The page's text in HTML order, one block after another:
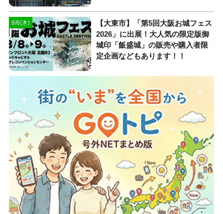
8/6(木)
【大東市】「第5回大阪お城フェス
2026」に出展！大人気の限定版御
城印「飯盛城」の販売や購入者限
定企画などもあります！！